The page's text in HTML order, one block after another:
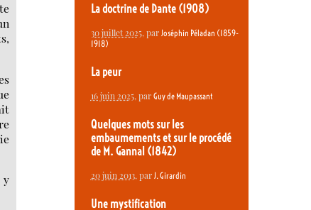
y
La doctrine de Dante (1908)
30 juillet 2025, par Joséphin Péladan (1859-
1918)
La peur
16 juin 2025, par Guy de Maupassant
Quelques mots sur les
embaumements et sur le procédé
de M. Gannal (1842)
20 juin 2013, par J. Girardin
Une mystification